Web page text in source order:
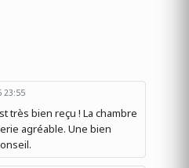
23:55
très bien reçu ! La chambre
agréable. Une bien